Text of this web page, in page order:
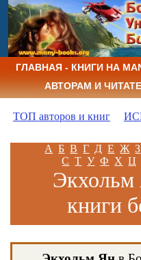
ГЛАВНАЯ - КНИГИ НА
АВТОРАМ И
ТОП авторов и книг
А Б В Г Д Е Ж З
С Т У Ф Х Ц
Экхольм
книги
читать